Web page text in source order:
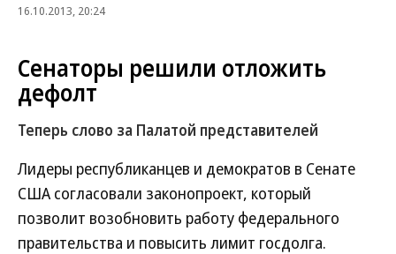
16.10.2013, 20:24
Сенаторы решили отложить
дефолт
Теперь слово за Палатой представителей
Лидеры республиканцев и демократов в Сенате
США согласовали законопроект, который
позволит возобновить работу федерального
правительства и повысить лимит госдолга.